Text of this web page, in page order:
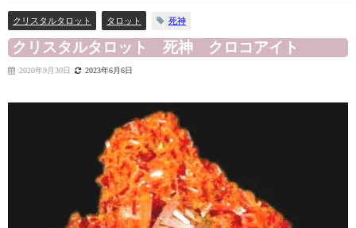
クリスタルタロット タロット 死神
クリスタルタロット 死神 クロコアイト
2020年9月30日 2023年6月6日